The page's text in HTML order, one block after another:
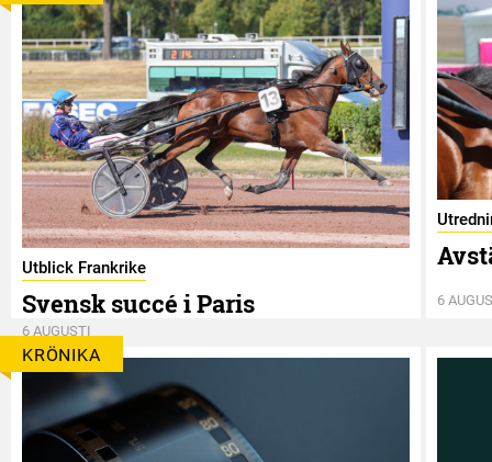
Utblick Frankrike
Svensk succé i Paris
6 AUGUSTI
6
KRÖNIKA